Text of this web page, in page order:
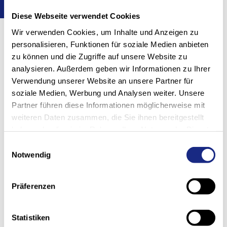
Diese Webseite verwendet Cookies
Wir verwenden Cookies, um Inhalte und Anzeigen zu
personalisieren, Funktionen für soziale Medien anbieten
zu können und die Zugriffe auf unsere Website zu
analysieren. Außerdem geben wir Informationen zu Ihrer
Verwendung unserer Website an unsere Partner für
soziale Medien, Werbung und Analysen weiter. Unsere
Partner führen diese Informationen möglicherweise mit
weiteren Daten zusammen, die Sie ihnen bereitgestellt
Notwendig
Präferenzen
Statistiken
Schnell – Direkt – Kompetent
Haben Sie eine Störung an ihrer
oder